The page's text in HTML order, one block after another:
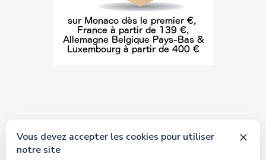
© 2026 tous droits réservés Toyscollection. Réalisation
Vous devez accepter les cookies pour utiliser
notre site